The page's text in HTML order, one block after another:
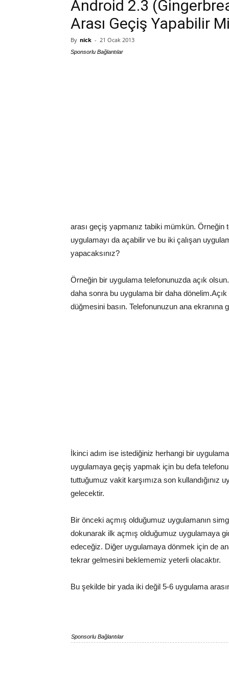
Android 2.3
Arası Geçiş Yapabilir
By nick - 21 Ocak 2013
Sponsorlu Bağlantılar
arası geçiş yapmanız tabiki mümkün.
uygulamayı da açabilir ve bu iki çalışan
yapacaksınız?
Örneğin bir uygulama telefonunuzda açık
daha sonra bu uygulama bir daha
düğmesini basın. Telefonunuzun ana ekranına
İkinci adım ise istediğiniz herhangi bir
uygulamaya geçiş yapmak için bu defa
tuttuğumuz vakit karşımıza son kullandığınız
gelecektir.
Bir önceki açmış olduğumuz uygulamanın
dokunarak ilk açmış olduğumuz uygulamaya
edeceğiz. Diğer uygulamaya dönmek için de
tekrar gelmesini beklememiz yeterli olacaktır.
Bu şekilde bir yada iki değil 5-6 uygulama
Sponsorlu Bağlantılar